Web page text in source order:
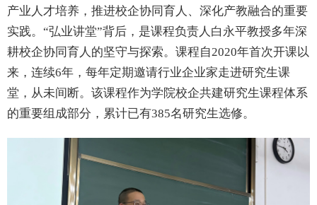
产业人才培养，推进校企协同育人、深化产教融合的重要
实践。“弘业讲堂”背后，是课程负责人白永平教授多年深
耕校企协同育人的坚守与探索。课程自2020年首次开课以
来，连续6年，每年定期邀请行业企业家走进研究生课
堂，从未间断。该课程作为学院校企共建研究生课程体系
的重要组成部分，累计已有385名研究生选修。